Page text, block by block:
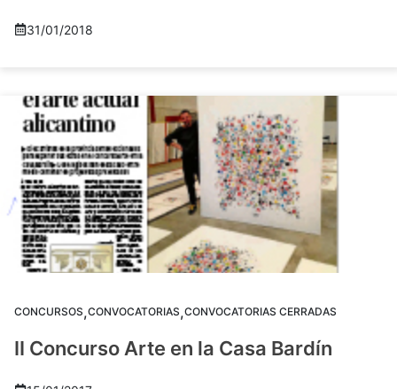
31/01/2018
CONCURSOS,CONVOCATORIAS,CONVOCATORIAS CERRADAS
II Concurso Arte en la Casa Bardín